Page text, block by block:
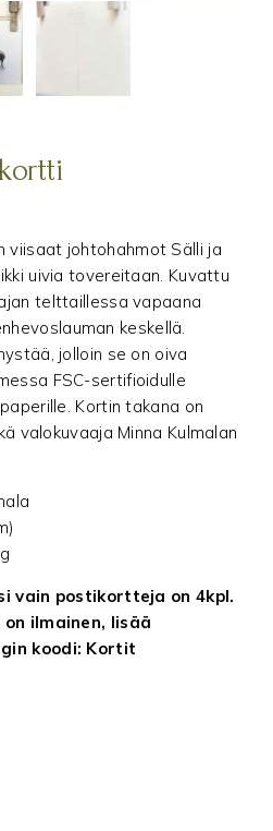
viisaat johtohahmot Sälli ja
uivia tovereitaan. Kuvattu
telttaillessa vapaana
keskellä.
jolloin se on oiva
FSC-sertifioidulle
Kortin takana on
valokuvaaja Minna Kulmalan
vain postikortteja on 4kpl.
ilmainen, lisää
koodi: Kortit